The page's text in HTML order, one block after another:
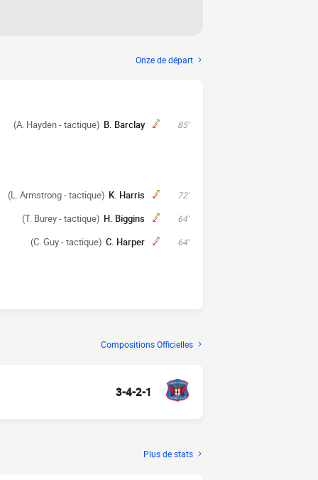
Onze de départ
85'
B. Barclay
(A. Hayden - tactique)
72'
K. Harris
(L. Armstrong - tactique)
64'
H. Biggins
(T. Burey - tactique)
64'
C. Harper
(C. Guy - tactique)
Compositions Officielles
3-4-2-1
Plus de stats